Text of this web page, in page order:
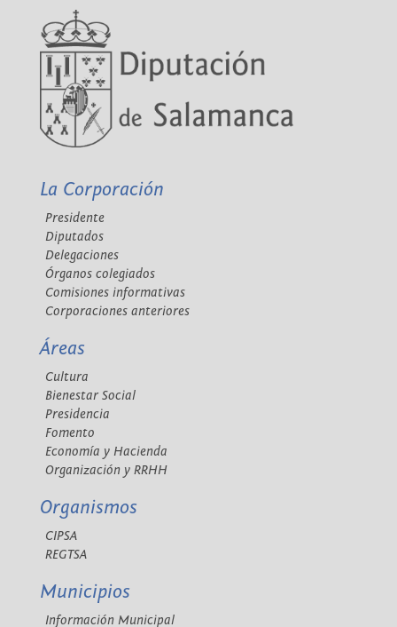
La Corporación
Presidente
Diputados
Delegaciones
Órganos colegiados
Comisiones informativas
Corporaciones anteriores
Áreas
Cultura
Bienestar Social
Presidencia
Fomento
Economía y Hacienda
Organización y RRHH
Organismos
CIPSA
REGTSA
Municipios
Información Municipal